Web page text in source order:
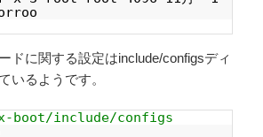
ドに関する設定はinclude/configsディ
いるようです。
include/configs